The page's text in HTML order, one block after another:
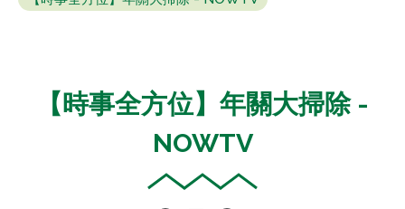
【時事全方位】年關大掃除 -
NOWTV